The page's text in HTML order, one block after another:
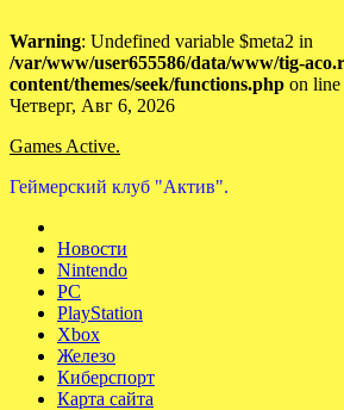
Warning: Undefined variable $meta2 in
/var/www/user655586/data/www/tig-
content/themes/seek/functions.php on line
Skip
content
Четверг, Авг 6, 2026
Games Active.
Геймерский клуб "Актив".
Новости
Nintendo
PC
PlayStation
Xbox
Железо
Киберспорт
Карта сайта